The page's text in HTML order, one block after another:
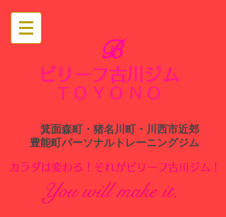
ビリーフ古川ジム
TOYONO
B
箕面森町・猪名川町・川西市近郊
​豊能町パーソナルトレーニングジム
​カラダは変わる！それがビリーフ古川ジム！
You will make it.